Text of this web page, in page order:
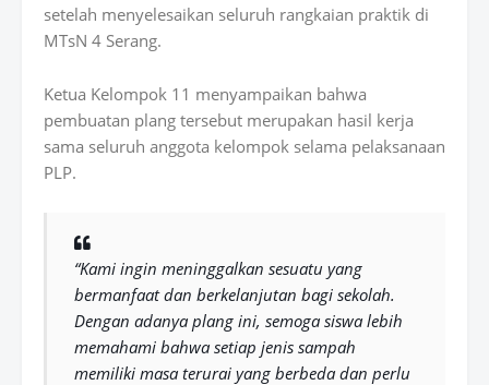
setelah menyelesaikan seluruh rangkaian praktik di
MTsN 4 Serang.
Ketua Kelompok 11 menyampaikan bahwa
pembuatan plang tersebut merupakan hasil kerja
sama seluruh anggota kelompok selama pelaksanaan
PLP.
“Kami ingin meninggalkan sesuatu yang
bermanfaat dan berkelanjutan bagi sekolah.
Dengan adanya plang ini, semoga siswa lebih
memahami bahwa setiap jenis sampah
memiliki masa terurai yang berbeda dan perlu